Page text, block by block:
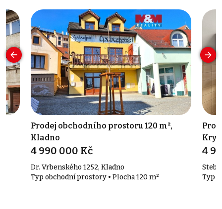
Prodej obchodního prostoru 120 m²,
Kladno
4 990 000 Kč
Dr. Vrbenského 1252, Kladno
Typ obchodní prostory • Plocha 120 m²
4
Typ